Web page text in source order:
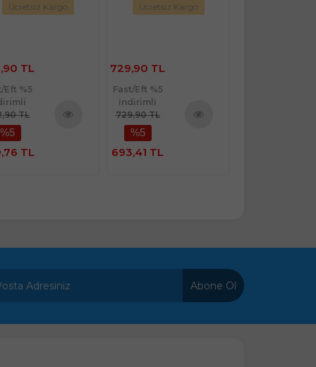
Ücretsiz Kargo
TL
Eft %5
TL
%5
TL
Ücretsiz Kargo
729,90 TL
Fast/Eft %5
indirimli
729,90 TL
%5
693,41 TL
Abone Ol